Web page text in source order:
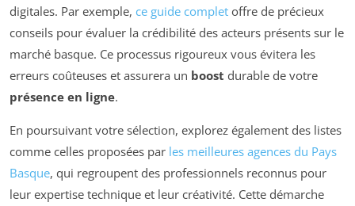
digitales. Par exemple, ce guide complet offre de précieux
conseils pour évaluer la crédibilité des acteurs présents sur le
marché basque. Ce processus rigoureux vous évitera les
erreurs coûteuses et assurera un boost durable de votre
présence en ligne.
En poursuivant votre sélection, explorez également des listes
comme celles proposées par les meilleures agences du Pays
Basque, qui regroupent des professionnels reconnus pour
leur expertise technique et leur créativité. Cette démarche